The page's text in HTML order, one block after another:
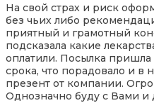
out
of
5
На свой страх и риск
без чьих либо
приятный и грамотный
подсказала какие
оплатили. Посылка пришла
срока, что порадовало и
презент от компании.
Однозначно буду с Вами и